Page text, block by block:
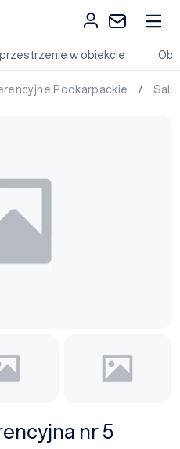
w obiekcie
Podkarpackie /
nr 5